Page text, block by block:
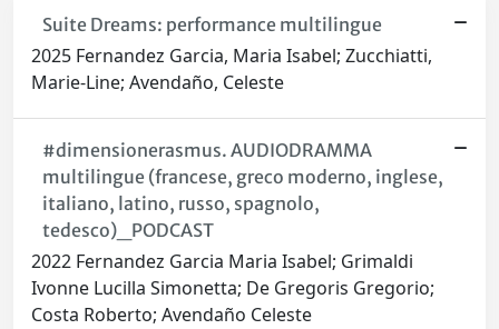
Suite Dreams: performance multilingue
2025 Fernandez Garcia, Maria Isabel; Zucchiatti,
Marie-Line; Avendaño, Celeste
#dimensionerasmus. AUDIODRAMMA
multilingue (francese, greco moderno, inglese,
italiano, latino, russo, spagnolo,
tedesco)_PODCAST
2022 Fernandez Garcia Maria Isabel; Grimaldi
Ivonne Lucilla Simonetta; De Gregoris Gregorio;
Costa Roberto; Avendaño Celeste